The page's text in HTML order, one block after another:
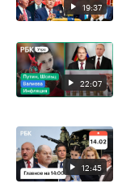
19:37
22:07
12:45